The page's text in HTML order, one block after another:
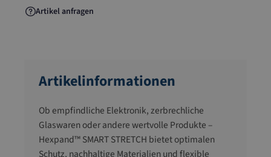
Artikel anfragen
Artikelinformationen
Ob empfindliche Elektronik, zerbrechliche
Glaswaren oder andere wertvolle Produkte –
Hexpand™ SMART STRETCH bietet optimalen
Schutz, nachhaltige Materialien und flexible